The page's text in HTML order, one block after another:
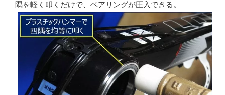
隅を軽く叩くだけで、ベアリングが圧入できる。